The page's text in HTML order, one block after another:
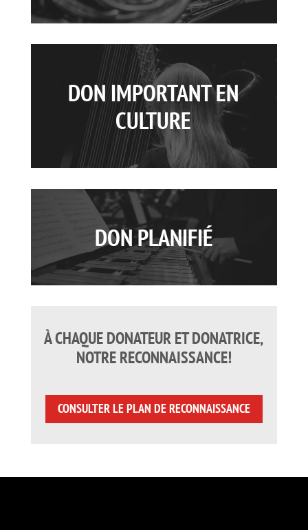
DON IMPORTANT EN
CULTURE
DON PLANIFIÉ
À CHAQUE DONATEUR ET DONATRICE,
NOTRE RECONNAISSANCE!
CONSULTER LE PLAN DE RECONNAISSANCE